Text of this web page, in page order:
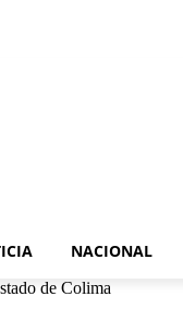
NACIONAL
de Colima